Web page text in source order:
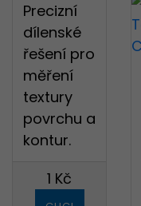
Precizní
dílenské
řešení pro
měření
textury
povrchu a
kontur.
1 Kč